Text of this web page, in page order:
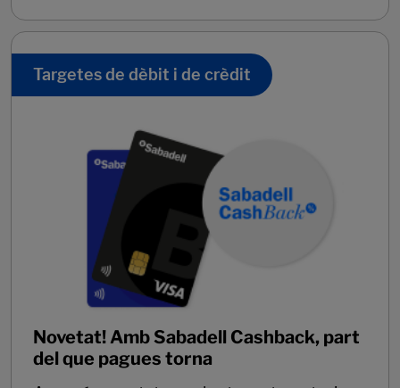
Targetes de dèbit i de crèdit
Novetat! Amb Sabadell Cashback, part
del que pagues torna